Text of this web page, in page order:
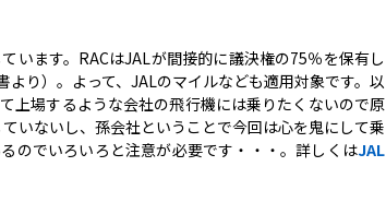
います。RACはJALが間接的に議決権の75％を保有し
り）。よって、JALのマイルなども適用対象です。以
上場するような会社の飛行機には乗りたくないので原
いないし、孫会社ということで今回は心を鬼にして乗
のでいろいろと注意が必要です・・・。詳しくはJAL